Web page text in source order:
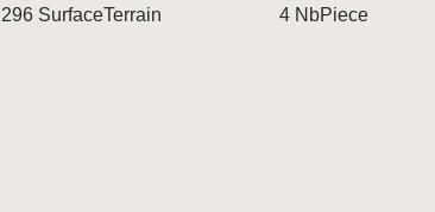
296 SurfaceTerrain 4 NbPiece